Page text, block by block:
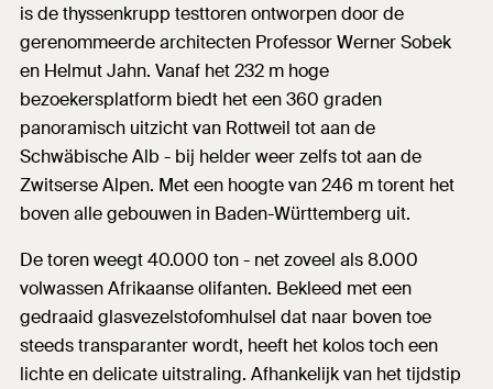
is de thyssenkrupp testtoren ontworpen door de
gerenommeerde architecten Professor Werner Sobek
en Helmut Jahn. Vanaf het 232 m hoge
bezoekersplatform biedt het een 360 graden
panoramisch uitzicht van Rottweil tot aan de
Schwäbische Alb - bij helder weer zelfs tot aan de
Zwitserse Alpen. Met een hoogte van 246 m torent het
boven alle gebouwen in Baden-Württemberg uit.
De toren weegt 40.000 ton - net zoveel als 8.000
volwassen Afrikaanse olifanten. Bekleed met een
gedraaid glasvezelstofomhulsel dat naar boven toe
steeds transparanter wordt, heeft het kolos toch een
lichte en delicate uitstraling. Afhankelijk van het tijdstip